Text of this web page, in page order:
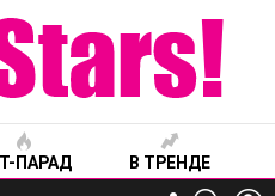
ПАРАД В ТРЕНДЕ
FOLLOW